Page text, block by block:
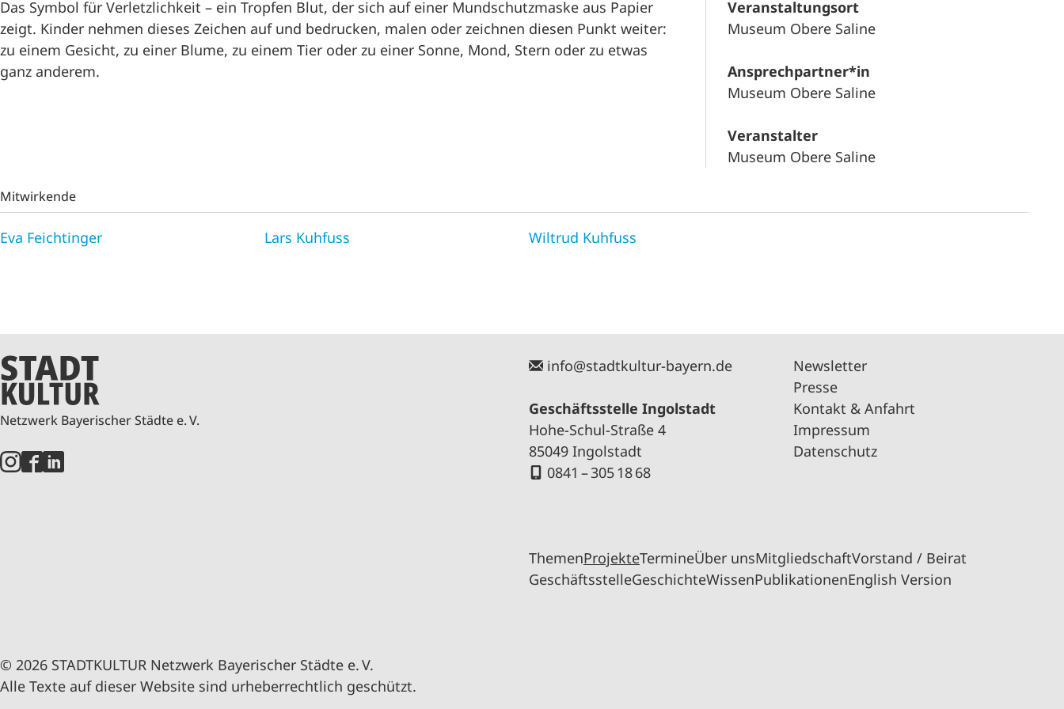
Das Symbol für Verletzlichkeit – ein Tropfen Blut, der sich auf einer Mundschutzmaske aus Papier
zeigt. Kinder nehmen dieses Zeichen auf und bedrucken, malen oder zeichnen diesen Punkt weiter:
zu einem Gesicht, zu einer Blume, zu einem Tier oder zu einer Sonne, Mond, Stern oder zu etwas
ganz anderem.
Veranstaltungsort
Museum Obere Saline
Ansprechpartner*in
Museum Obere Saline
Veranstalter
Museum Obere Saline
Mitwirkende
Eva Feichtinger Lars Kuhfuss Wiltrud Kuhfuss
Netzwerk Bayerischer Städte e. V.
info@stadtkultur-bayern.de
Geschäftsstelle Ingolstadt
Hohe-Schul-Straße 4
85049 Ingolstadt
0841 – 305 18 68
Newsletter
Presse
Kontakt & Anfahrt
Impressum
Datenschutz
ThemenProjekteTermineÜber unsMitgliedschaftVorstand / Beirat
GeschäftsstelleGeschichteWissenPublikationenEnglish Version
© 2026 STADTKULTUR Netzwerk Bayerischer Städte e. V.
Alle Texte auf dieser Website sind urheberrechtlich geschützt.